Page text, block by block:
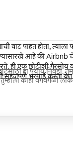
हा पर्याय निवडा.
काही वेगवेगळी
वाट पाहत होता,
आहे की Airbnb
ही एक छोटीशी
भरपाई करता येत
बुक करताना
आहे जिथे फोटोग्राफरने